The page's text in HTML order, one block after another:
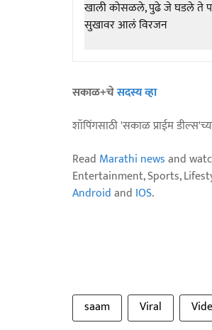
सकाळ+चेसदस्य व्हा
शॉपिंगसाठी 'सकाळ प्राईम
Read Marathi newsand
Entertainment, Sports,
Androidand IOS.
saam Viral